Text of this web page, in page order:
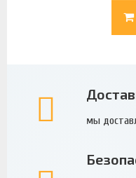
мы